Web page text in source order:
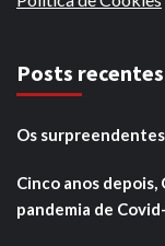
Posts recentes
Os
Cinco anos
pandemia de